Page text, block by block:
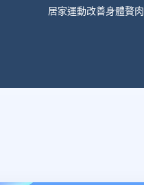
居家運動改善身體贅肉